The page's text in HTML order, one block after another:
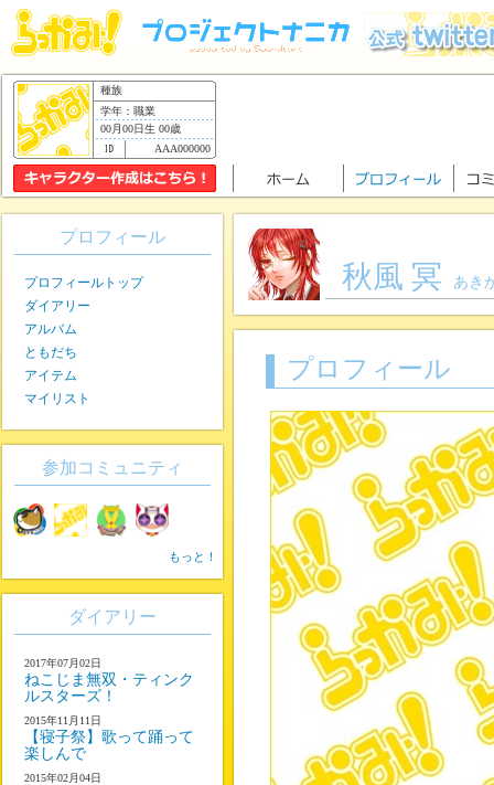
種族
学年：職業
00月00日生 00歳
AAA000000
秋風 冥 あき
プロフィール
プロフィール
プロフィールトップ
ダイアリー
アルバム
ともだち
アイテム
マイリスト
参加コミュニティ
もっと！
ダイアリー
2017年07月02日
ねこじま無双・ティンク
ルスターズ！
2015年11月11日
【寝子祭】歌って踊って
楽しんで
2015年02月04日